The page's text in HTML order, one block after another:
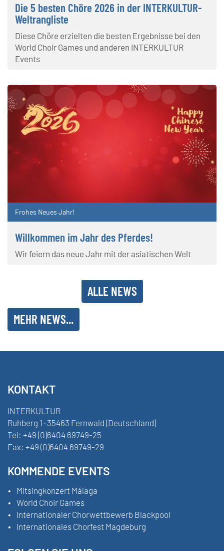
Die 5 besten Chöre 2026 in der INTERKULTUR-
Weltrangliste
Diese Chöre erzielten die besten Ergebnisse bei den
World Choir Games und anderen INTERKULTUR
Events
Frohes Neues Jahr!
Willkommen im Jahr des Pferdes!
Wir feiern das neue Jahr mit der asiatischen Welt
ALLE NEWS
MEHR NEWS...
KONTAKT
INTERKULTUR
Ruhberg 1 · 35463 Fernwald (Deutschland)
Tel: +49 (0)6404 69749-25
Fax: +49 (0)6404 69749-29
KOMMENDE EVENTS
Mitsingkonzert Málaga
World Choir Games
Internationaler Chorwettbewerb Blackpool
Internationales Chorfest Magdeburg